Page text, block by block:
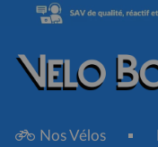
Nos Vélos